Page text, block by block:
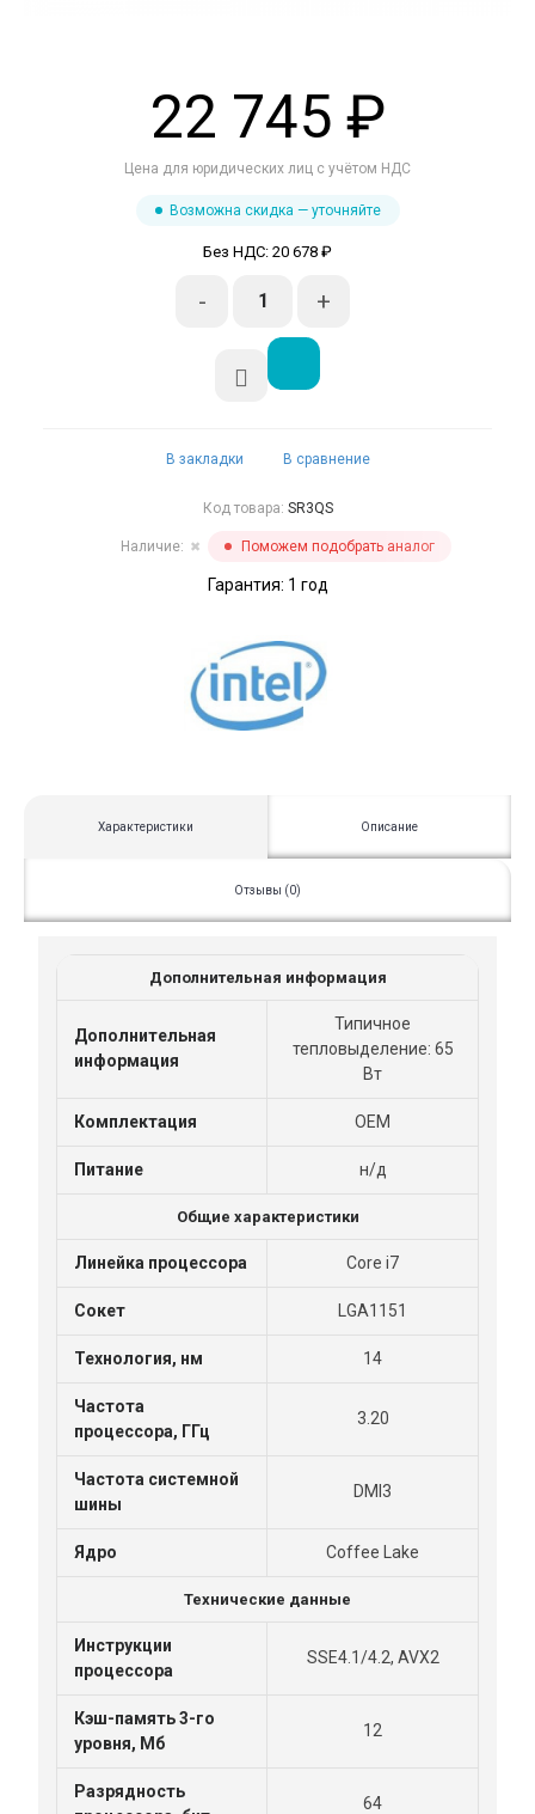
Характеристики Описание
Отзывы (0)
Дополнительная информация
Дополнительная
информация
Типичное
тепловыделение: 65
Вт
Комплектация OEM
Питание н/д
Общие характеристики
Линейка процессора Core i7
Сокет LGA1151
Технология, нм 14
Частота
процессора, ГГц
3.20
Частота системной
шины
DMI3
Ядро Coffee Lake
Технические данные
Инструкции
процессора
SSE4.1/4.2, AVX2
Кэш-память 3-го
уровня, Мб
12
Разрядность
64
22 745 ₽
Цена для юридических лиц с учётом НДС
Возможна скидка — уточняйте
Без НДС: 20 678 ₽
- +
В закладки В сравнение
Код товара: SR3QS
Наличие: ✖ Поможем подобрать аналог
Гарантия: 1 год